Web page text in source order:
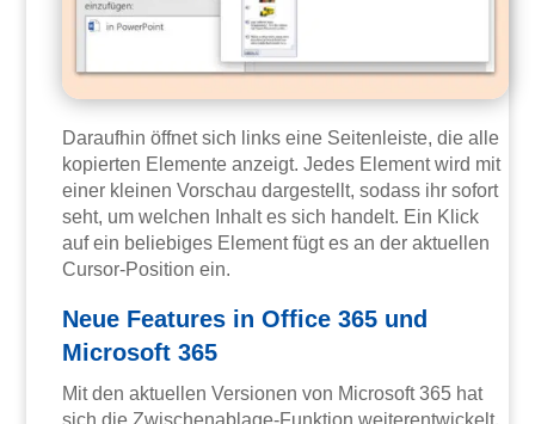
Daraufhin öffnet sich links eine Seitenleiste, die alle
kopierten Elemente anzeigt. Jedes Element wird mit
einer kleinen Vorschau dargestellt, sodass ihr sofort
seht, um welchen Inhalt es sich handelt. Ein Klick
auf ein beliebiges Element fügt es an der aktuellen
Cursor-Position ein.
Neue Features in Office 365 und
Microsoft 365
Mit den aktuellen Versionen von Microsoft 365 hat